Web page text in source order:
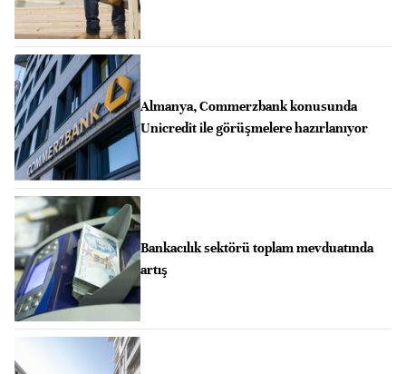
Almanya, Commerzbank konusunda
Unicredit ile görüşmelere hazırlanıyor
Bankacılık sektörü toplam mevduatında
artış